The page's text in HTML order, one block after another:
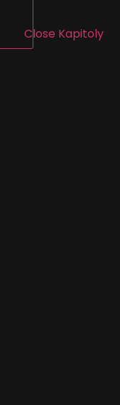
Close Kapitoly